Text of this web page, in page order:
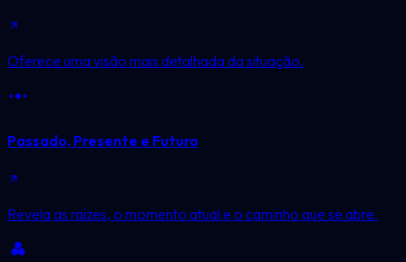
Oferece uma visão mais detalhada da situação.
Passado, Presente e Futuro
Revela as raízes, o momento atual e o caminho que se abre.